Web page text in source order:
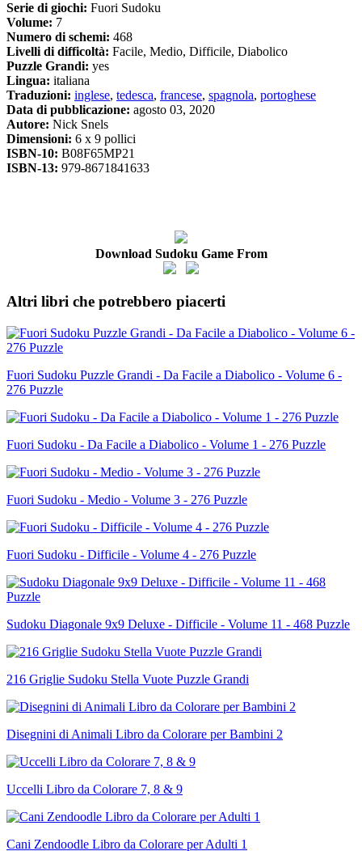
Serie di giochi: Fuori Sudoku
Volume: 7
Numero di schemi: 468
Livelli di difficoltà: Facile, Medio, Difficile, Diabolico
Puzzle Grandi: yes
Lingua: italiana
Traduzioni: inglese, tedesca, francese, spagnola, portoghese
Data di pubblicazione: agosto 03, 2020
Autore: Nick Snels
Dimensioni: 6 x 9 pollici
ISBN-10: B08F65MP21
ISBN-13: 979-8671841633
Download Sudoku Game From
Altri libri che potrebbero piacerti
Fuori Sudoku Puzzle Grandi - Da Facile a Diabolico - Volume 6 -
276 Puzzle
Fuori Sudoku - Da Facile a Diabolico - Volume 1 - 276 Puzzle
Fuori Sudoku - Medio - Volume 3 - 276 Puzzle
Fuori Sudoku - Difficile - Volume 4 - 276 Puzzle
Sudoku Diagonale 9x9 Deluxe - Difficile - Volume 11 - 468 Puzzle
216 Griglie Sudoku Stella Vuote Puzzle Grandi
Disegnini di Animali Libro da Colorare per Bambini 2
Uccelli Libro da Colorare 7, 8 & 9
Cani Zendoodle Libro da Colorare per Adulti 1